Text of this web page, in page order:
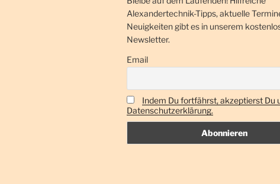
Alexandertechnik-Tipps, aktuelle
Neuigkeiten gibt es in unserem
Newsletter.
Email
Indem Du fortfährst, akzeptierst Du
Datenschutzerklärung.